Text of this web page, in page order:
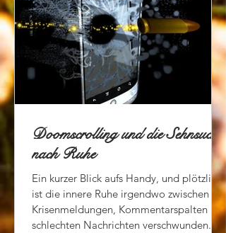
Doomscrolling und die Sehnsucht
nach Ruhe
Ein kurzer Blick aufs Handy, und plötzlich
ist die innere Ruhe irgendwo zwischen
Krisenmeldungen, Kommentarspalten und
schlechten Nachrichten verschwunden.